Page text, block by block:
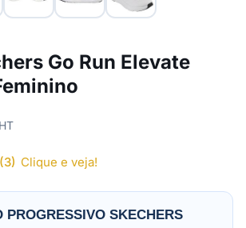
Go Run Elevate
(3) Clique e veja!
PROGRESSIVO SKECHERS